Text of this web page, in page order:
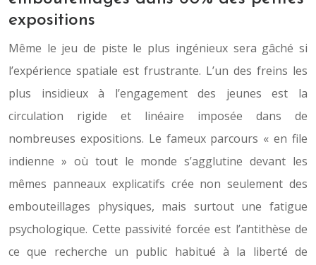
expositions
Même le jeu de piste le plus ingénieux sera gâché si
l’expérience spatiale est frustrante. L’un des freins les
plus insidieux à l’engagement des jeunes est la
circulation rigide et linéaire imposée dans de
nombreuses expositions. Le fameux parcours « en file
indienne » où tout le monde s’agglutine devant les
mêmes panneaux explicatifs crée non seulement des
embouteillages physiques, mais surtout une fatigue
psychologique. Cette passivité forcée est l’antithèse de
ce que recherche un public habitué à la liberté de